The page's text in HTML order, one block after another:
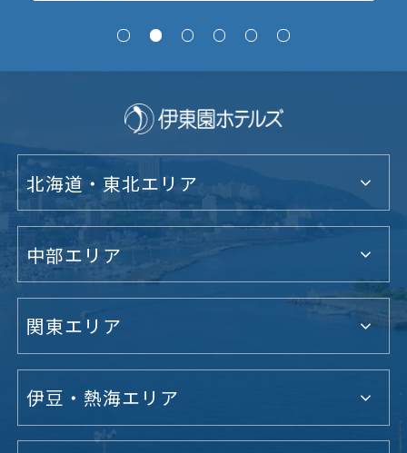
北海道・東北エリア
中部エリア
関東エリア
伊豆・熱海エリア